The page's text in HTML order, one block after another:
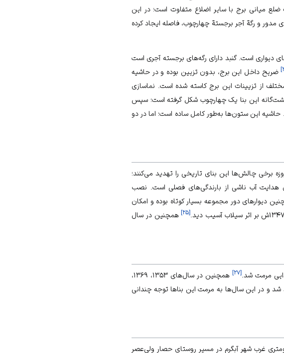
میانی برج با سایر اضلاع متفاوت است؛ در این
و رگة آجر برجستة چهارچوب، فاصله ایجاد کرده
دیواری است. گنبد دارای رگه‌های برجسته آجری است
]ضریح داخل این برج، بدون تزیین بوده و در حاشیه
از تزیینات این برج کاسته شده است. نماسازی
این بنا یک چهارچوب شکل گرفته است؛ سپس
حاشیه این ستون‌ها به‌طور کامل ساده است؛ اما در دو
برخی چالش‌ها این بنای تاریخی را تهدید می‌کنند؛
هدایت آب ناشی از بارندگی‌های فصلی است. نصب
دیوارهای دور مجموعه بسیار کوتاه بوده و امکان
[۲۵]همچنین در سال
[۲۷]
همچنین در سال‌های ۱۳۵۳، ۱۳۶۹،
وارد شد و در این سال‌ها به مرمت این بناها توجه چندانی
سپس در ۳۳ کیلومتری غرب شهر آبگرم در مسیر روستای حصار ولی‌عصر